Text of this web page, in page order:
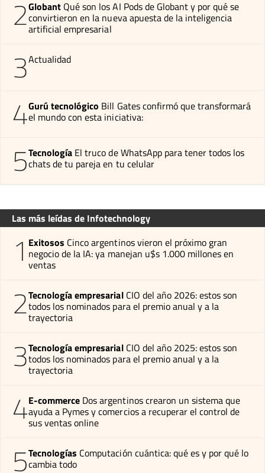
2Globant Qué son los AI Pods de Globant y por qué se
convirtieron en la nueva apuesta de la inteligencia
artificial empresarial
3Actualidad
4Gurú tecnológico Bill Gates confirmó que transformará
el mundo con esta iniciativa:
5Tecnología El truco de WhatsApp para tener todos los
chats de tu pareja en tu celular
Las más leídas de Infotechnology
1 Exitosos Cinco argentinos vieron el próximo gran
negocio de la IA: ya manejan u$s 1.000 millones en
ventas
2Tecnología empresarial CIO del año 2026: estos son
todos los nominados para el premio anual y a la
trayectoria
3Tecnología empresarial CIO del año 2025: estos son
todos los nominados para el premio anual y a la
trayectoria
4E-commerce Dos argentinos crearon un sistema que
ayuda a Pymes y comercios a recuperar el control de
sus ventas online
5Tecnologías Computación cuántica: qué es y por qué lo
cambia todo